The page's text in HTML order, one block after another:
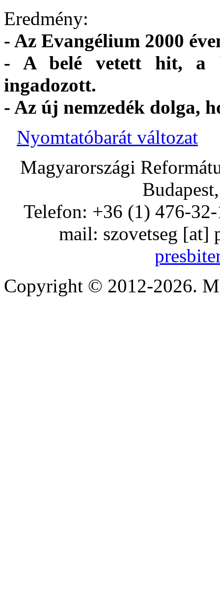
Eredmény:
- Az Evangélium 2000
- A belé vetett hit, a
ingadozott.
- Az új nemzedék dolga,
Nyomtatóbarát változat
Magyarországi
Telefon: +36 (1) 476-
mail: szovetseg [at]
Copyright © 2012-2026.